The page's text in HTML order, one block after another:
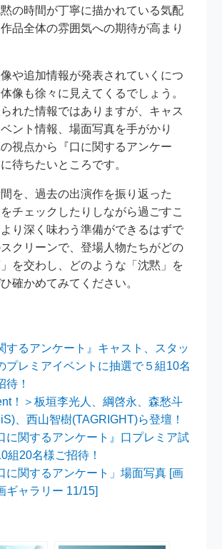
の時間が丁寧に描かれている気配
品全体の雰囲気への期待が高まり
や追加情報が発表されていくにつ
像も徐々に見えてくるでしょう。
れた情報ではありますが、キャス
ント情報、場面写真を手がかり
視点から『口に関するアンケー
待ちたいところです。
を、過去の出演作を振り返った
チェックしたりしながら過ごすこ
り深く味わう準備ができるはずで
クリーンで、登場人物たちがどの
を交わし、どのような「沈黙」を
確かめてみてください。
するアンケート』キャスト、スタッ
プレミアイベントに抽選で５組10名
待！
！＞板垣李光人、綱啓永、森愁斗
、西山智樹(TAGRIGHT)ら登壇！
に関するアンケート』口プレミア試
組20名様ご招待！
に関するアンケート」場面写真 [画
ギャラリー 11/15]